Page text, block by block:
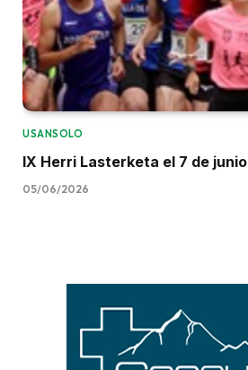
USANSOLO
IX Herri Lasterketa el 7 de junio
05/06/2026